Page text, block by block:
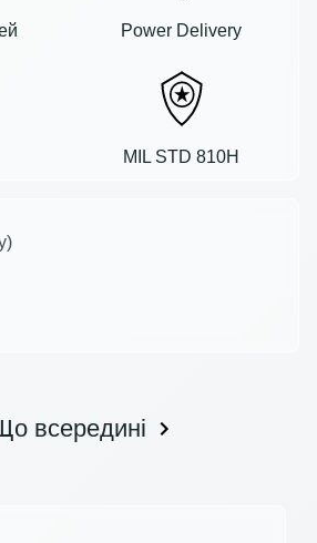
Power Delivery
MIL STD 810H
всередині